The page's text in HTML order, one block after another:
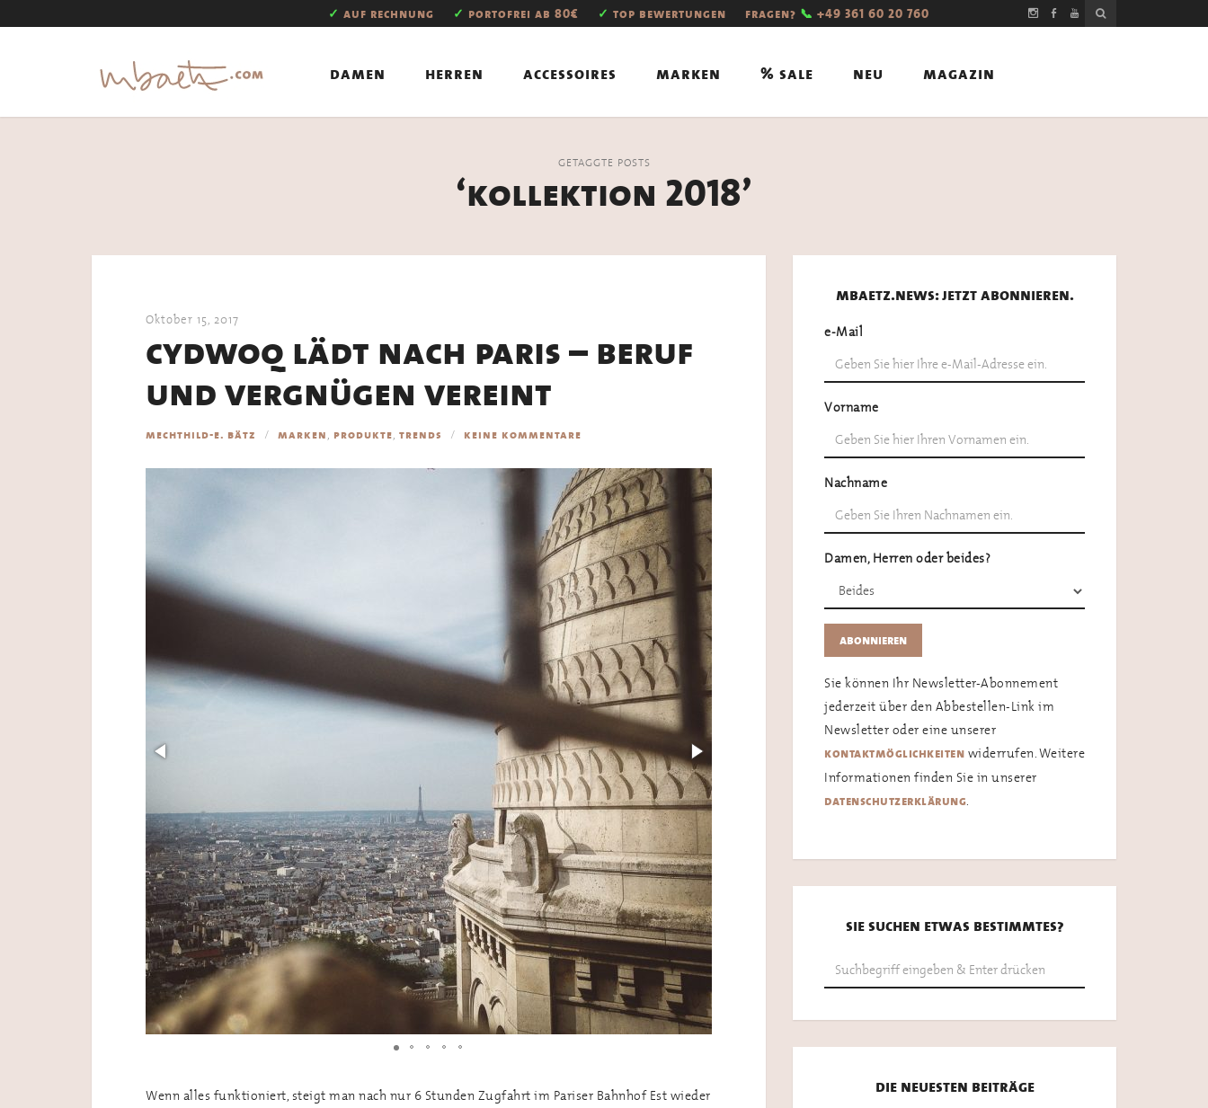
✓ auf rechnung ✓ portofrei ab 80€ ✓ top bewertungen fragen? 📞 +49 361 60 20 760
damen herren accessoires marken % sale neu magazin
GETAGGTE POSTS
‘kollektion 2018’
Oktober 15, 2017
cydwoq lädt nach paris – beruf
und vergnügen vereint
mechthild-e. bätz marken, produkte, trends keine kommentare
Wenn alles funktioniert, steigt man nach nur 6 Stunden Zugfahrt im Pariser Bahnhof Est wieder
mbaetz.news: jetzt abonnieren.
e-Mail
Vorname
Nachname
Damen, Herren oder beides?
Sie können Ihr Newsletter-Abonnement
jederzeit über den Abbestellen-Link im
Newsletter oder eine unserer
kontaktmöglichkeiten widerrufen. Weitere
Informationen finden Sie in unserer
datenschutzerklärung.
sie suchen etwas bestimmtes?
die neuesten beiträge